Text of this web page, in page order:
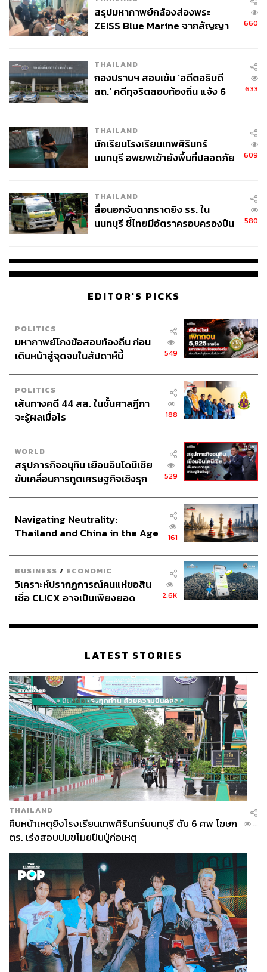
สรุปมหากาพย์กล้องส่องพระ
ZEISS Blue Marine จากสัญญา
จ่ายหนี้-แอบระบุแบรนด์
660
THAILAND
กองปราบฯ สอบเข้ม ‘อดีตอธิบดี
สถ.’ คดีทุจริตสอบท้องถิ่น แจ้ง 6
633
THAILAND
นักเรียนโรงเรียนเทพศิรินทร์
นนทบุรี อพยพเข้ายังพื้นที่ปลอดภัย
609
THAILAND
สื่อนอกจับตากราดยิง รร. ใน
นนทบุรี ชี้ไทยมีอัตราครอบครองปืน
580
EDITOR'S PICKS
POLITICS
มหากาพย์โกงข้อสอบท้องถิ่น ก่อน
เดินหน้าสู่จุดจบในสัปดาห์นี้
549
POLITICS
เส้นทางคดี 44 สส. ในชั้นศาลฎีกา
จะรู้ผลเมื่อไร
188
WORLD
สรุปภารกิจอนุทิน เยือนอินโดนีเซีย
ขับเคลื่อนการทูตเศรษฐกิจเชิงรุก
529
Navigating Neutrality:
Thailand and China in the Age
161
BUSINESS / ECONOMIC
วิเคราะห์ปรากฏการณ์คนแห่ขอสิน
เชื่อ CLICX อาจเป็นเพียงยอด
เรือนไทยที่ถูกซุกไว้
2.6K
LATEST STORIES
THAILAND
คืบหน้าเหตุยิงโรงเรียนเทพศิรินทร์นนทบุรี ดับ 6 ศพ โฆษก
ตร. เร่งสอบปมขโมยปืนปู่ก่อเหตุ
...